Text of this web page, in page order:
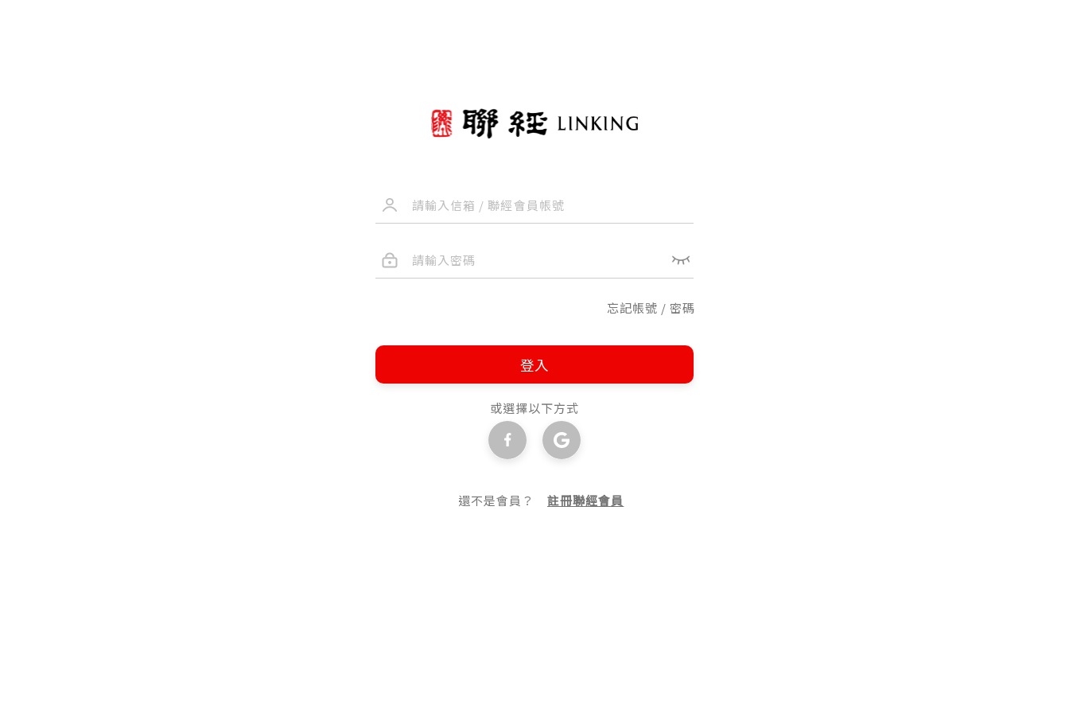
忘記帳號 / 密碼
登入
或選擇以下方式
還不是會員？註冊聯經會員